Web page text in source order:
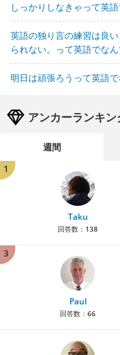
しっかりしなきゃって英
英語の独り言の練習は良
られない。って英語でな
明日は頑張ろうって英語
アンカーランキン
週間
1
Taku
回答数： 138
3
Paul
回答数： 66